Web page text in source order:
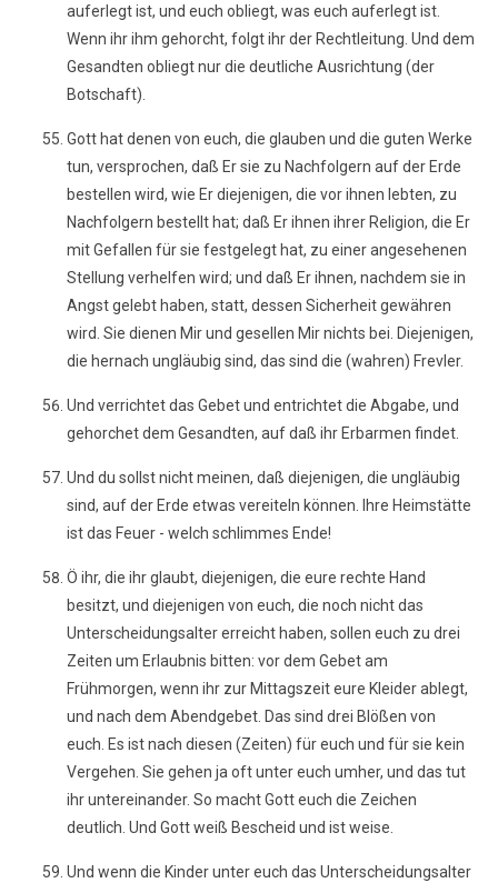
auferlegt ist, und euch obliegt, was euch auferlegt ist.
Wenn ihr ihm gehorcht, folgt ihr der Rechtleitung. Und dem
Gesandten obliegt nur die deutliche Ausrichtung (der
Botschaft).
Gott hat denen von euch, die glauben und die guten Werke
tun, versprochen, daß Er sie zu Nachfolgern auf der Erde
bestellen wird, wie Er diejenigen, die vor ihnen lebten, zu
Nachfolgern bestellt hat; daß Er ihnen ihrer Religion, die Er
mit Gefallen für sie festgelegt hat, zu einer angesehenen
Stellung verhelfen wird; und daß Er ihnen, nachdem sie in
Angst gelebt haben, statt, dessen Sicherheit gewähren
wird. Sie dienen Mir und gesellen Mir nichts bei. Diejenigen,
die hernach ungläubig sind, das sind die (wahren) Frevler.
Und verrichtet das Gebet und entrichtet die Abgabe, und
gehorchet dem Gesandten, auf daß ihr Erbarmen findet.
Und du sollst nicht meinen, daß diejenigen, die ungläubig
sind, auf der Erde etwas vereiteln können. Ihre Heimstätte
ist das Feuer - welch schlimmes Ende!
Ö ihr, die ihr glaubt, diejenigen, die eure rechte Hand
besitzt, und diejenigen von euch, die noch nicht das
Unterscheidungsalter erreicht haben, sollen euch zu drei
Zeiten um Erlaubnis bitten: vor dem Gebet am
Frühmorgen, wenn ihr zur Mittagszeit eure Kleider ablegt,
und nach dem Abendgebet. Das sind drei Blößen von
euch. Es ist nach diesen (Zeiten) für euch und für sie kein
Vergehen. Sie gehen ja oft unter euch umher, und das tut
ihr untereinander. So macht Gott euch die Zeichen
deutlich. Und Gott weiß Bescheid und ist weise.
Und wenn die Kinder unter euch das Unterscheidungsalter